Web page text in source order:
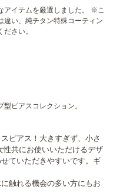
アイテムを厳選しました。 ※こ
違い、純チタン特殊コーティン
さい。
ピアスコレクション。
ピアス！大きすぎず、小さ
共にお使いいただけるデザ
ていただきやすいです。ギ
触れる機会の多い方にもお